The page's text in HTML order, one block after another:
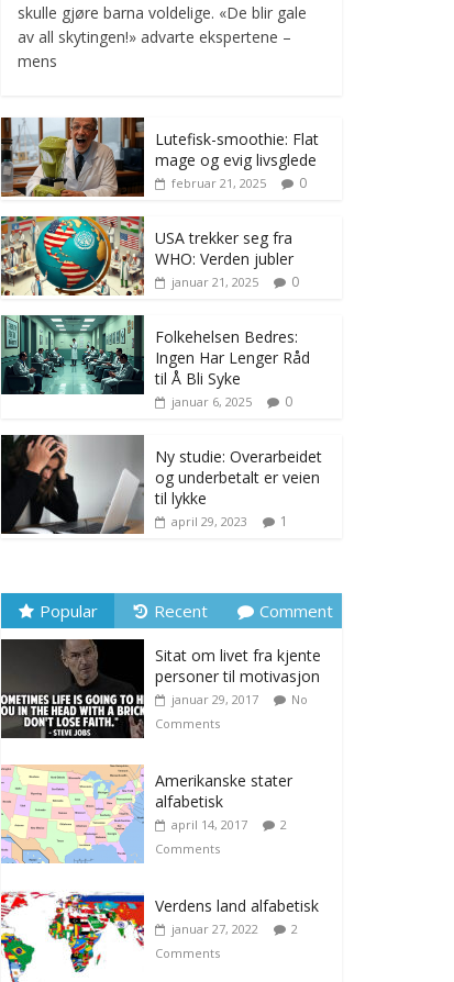
skulle gjøre barna voldelige. «De blir gale
av all skytingen!» advarte ekspertene –
mens
Lutefisk-smoothie: Flat
mage og evig livsglede
februar 21, 2025 0
USA trekker seg fra
WHO: Verden jubler
januar 21, 2025 0
Folkehelsen Bedres:
Ingen Har Lenger Råd
til Å Bli Syke
januar 6, 2025 0
Ny studie: Overarbeidet
og underbetalt er veien
til lykke
april 29, 2023 1
Popular Recent Comment
Sitat om livet fra kjente
personer til motivasjon
januar 29, 2017
No
Comments
Amerikanske stater
alfabetisk
april 14, 2017
2
Comments
Verdens land alfabetisk
januar 27, 2022
2
Comments